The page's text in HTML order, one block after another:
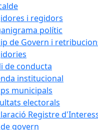
i regidors
polític
de Govern i
de conducta
institucional
municipals
electorals
Registre
govern